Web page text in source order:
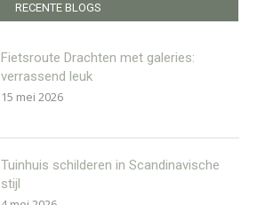
RECENTE BLOGS
Fietsroute Drachten met galeries:
verrassend leuk
15 mei 2026
Tuinhuis schilderen in Scandinavische
stijl